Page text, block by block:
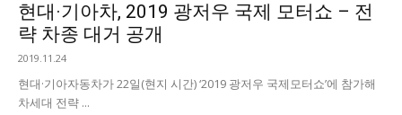
현대·기아차, 2019 광저우 국제 모터쇼 – 전
략 차종 대거 공개
2019.11.24
현대·기아자동차가 22일(현지 시간) ‘2019 광저우 국제모터쇼’에 참가해
차세대 전략 ...